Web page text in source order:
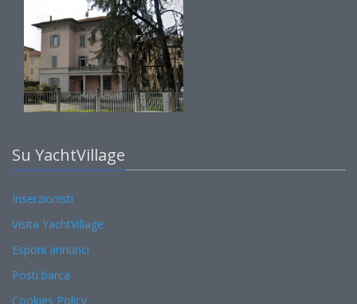
Su YachtVillage
Inserzionisti
Visita YachtVillage
Esponi annunci
Posti barca
Cookies Policy